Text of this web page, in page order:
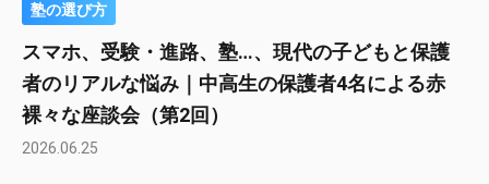
塾の選び方
スマホ、受験・進路、塾…、現代の子どもと保護
者のリアルな悩み｜中高生の保護者4名による赤
裸々な座談会（第2回）
2026.06.25